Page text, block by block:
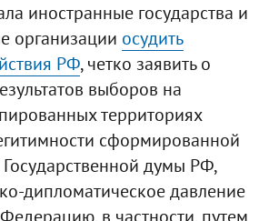
иностранные государства и
организации осудить
РФ, четко заявить о
выборов на
территориях
сформированной
думы РФ,
дипломатическое давление